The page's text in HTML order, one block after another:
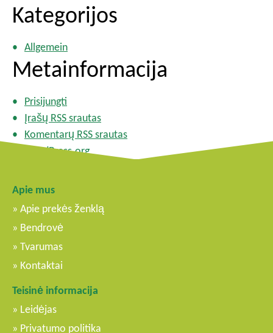
Kategorijos
Allgemein
Metainformacija
Prisijungti
Įrašų RSS srautas
Komentarų RSS srautas
WordPress.org
Apie mus
Apie prekės ženklą
Bendrovė
Tvarumas
Kontaktai
Teisinė informacija
Leidėjas
Privatumo politika